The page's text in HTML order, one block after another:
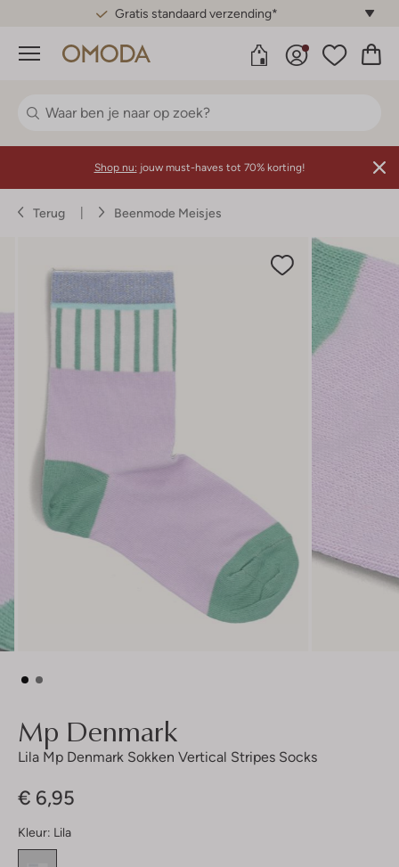
Gratis standaard verzending*
Menu
Shop nu: jouw must-haves tot 70% korting!
Terug Beenmode Meisjes
Mp Denmark
Lila Mp Denmark Sokken Vertical Stripes Socks
€ 6,95
Kleur: Lila